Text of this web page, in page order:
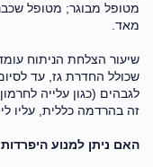
מטופל מבוגר; מטופל
מאד.
שכולל החדרת גז, עד
לגבהים (כגון עלייה
זה בהרדמה כללית, עליו
האם ניתן למנוע